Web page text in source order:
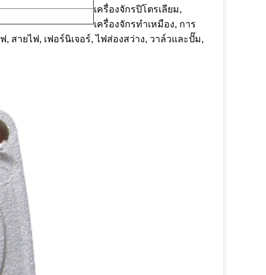
เครื่องจักรปิโตรเลียม,
เครื่องจักรทำเหมือง, การ
สายไฟ, เฟอร์นิเจอร์, ไฟส่องสว่าง, วาล์วและปั๊ม,